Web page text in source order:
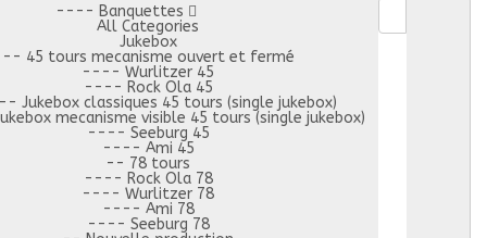
---- Banquettes
All Categories
Jukebox
-- 45 tours mecanisme ouvert et fermé
---- Wurlitzer 45
---- Rock Ola 45
classiques 45 tours (single jukebox)
mecanisme visible 45 tours (single jukebox)
---- Seeburg 45
---- Ami 45
-- 78 tours
---- Rock Ola 78
---- Wurlitzer 78
---- Ami 78
---- Seeburg 78